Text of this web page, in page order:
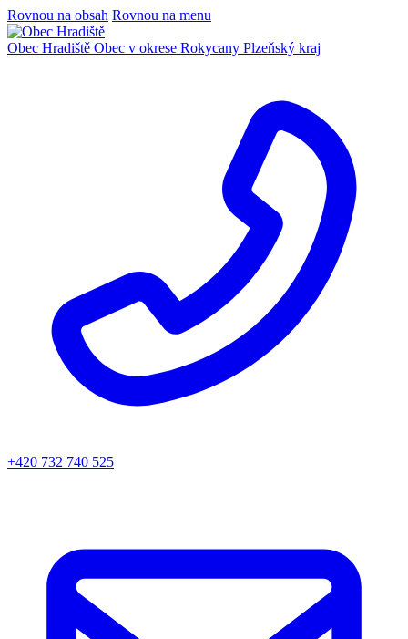
Rovnou na obsah Rovnou na menu
Obec Hradiště Obec v okrese Rokycany Plzeňský kraj
+420 732 740 525